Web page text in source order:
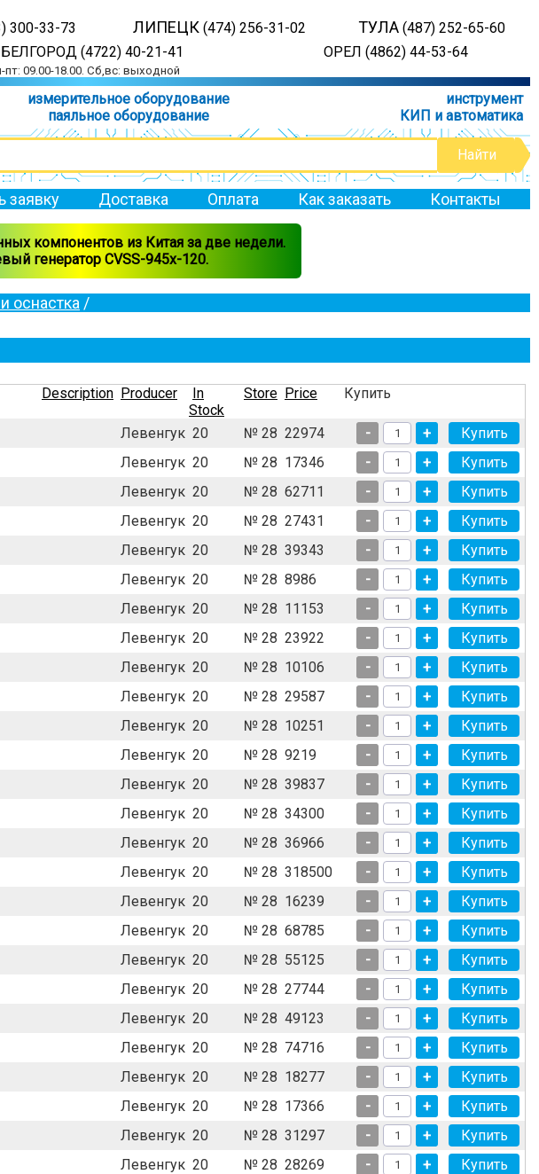
300-33-73 ЛИПЕЦК (474) 256-31-02 ТУЛА (487) 252-65-60
БЕЛГОРОД (4722) 40-21-41 ОРЕЛ (4862) 44-53-64
пт: 09.00-18.00. Сб,вс: выходной
измерительное оборудование
инструмент
паяльное оборудование КИП и автоматика
заявку Доставка Оплата Как заказать Контакты
компонентов из Китая за две недели.
генератор CVSS-945x-120.
оснастка /
Description Producer
In
Stock
Store Price Купить
Левенгук 20 № 28 22974 -
+
Левенгук 20 № 28 17346 -
+
Левенгук 20 № 28 62711 -
+
Левенгук 20 № 28 27431 -
+
Левенгук 20 № 28 39343 -
+
Левенгук 20 № 28 8986 -
+
Левенгук 20 № 28 11153 -
+
Левенгук 20 № 28 23922 -
+
Левенгук 20 № 28 10106 -
+
Левенгук 20 № 28 29587 -
+
Левенгук 20 № 28 10251 -
+
Левенгук 20 № 28 9219 -
+
Левенгук 20 № 28 39837 -
+
Левенгук 20 № 28 34300 -
+
Левенгук 20 № 28 36966 -
+
Левенгук 20 № 28 318500 -
+
Левенгук 20 № 28 16239 -
+
Левенгук 20 № 28 68785 -
+
Левенгук 20 № 28 55125 -
+
Левенгук 20 № 28 27744 -
+
Левенгук 20 № 28 49123 -
+
Левенгук 20 № 28 74716 -
+
Левенгук 20 № 28 18277 -
+
Левенгук 20 № 28 17366 -
+
Левенгук 20 № 28 31297 -
+
Левенгук 20 № 28 28269 -
+